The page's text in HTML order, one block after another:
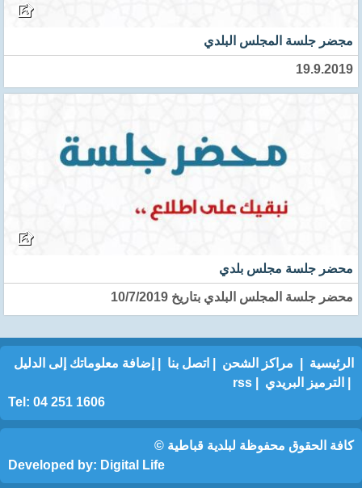
مجضر جلسة المجلس البلدي
19.9.2019
محضر جلسة مجلس بلدي
محضر جلسة المجلس البلدي بتاريخ 10/7/2019
الرئيسية مراكز الشحن اتصل بنا
إضافة معلوماتك إلى الدليل
الترميز البريدي
rss
Tel: 04 251 1606
كافة الحقوق محفوظة لبلدية قباطية ©
Developed by: Digital Life